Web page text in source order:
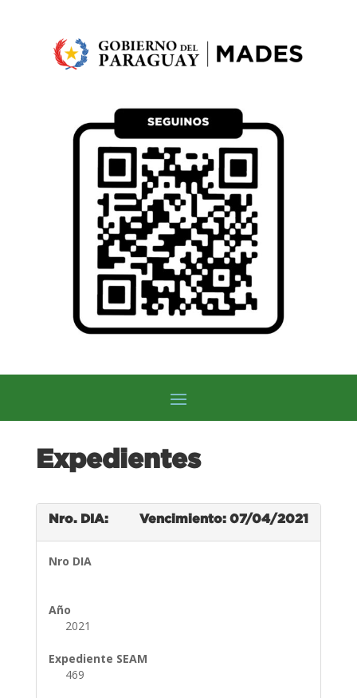
Expedientes
Nro. DIA: Vencimiento: 07/04/2021
Nro DIA
Año
2021
Expediente SEAM
469